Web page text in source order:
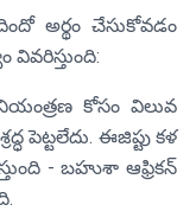
అర్థం చేసుకోవడం
నియంత్రణ కోసం విలువ
పెట్టలేదు. ఈజిప్టు కళ
- బహుశా ఆఫ్రికన్